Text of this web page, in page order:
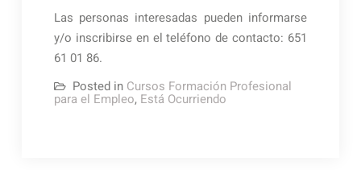
Las personas interesadas pueden informarse
y/o inscribirse en el teléfono de contacto: 651
61 01 86.
Posted in Cursos Formación Profesional
para el Empleo, Está Ocurriendo